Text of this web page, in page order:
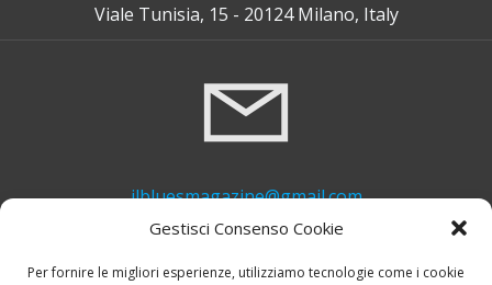
Gestisci Consenso Cookie
Per fornire le migliori esperienze, utilizziamo tecnologie come i cookie
Viale Tunisia, 15 - 20124 Milano, Italy
ilbluesmagazine@gmail.com